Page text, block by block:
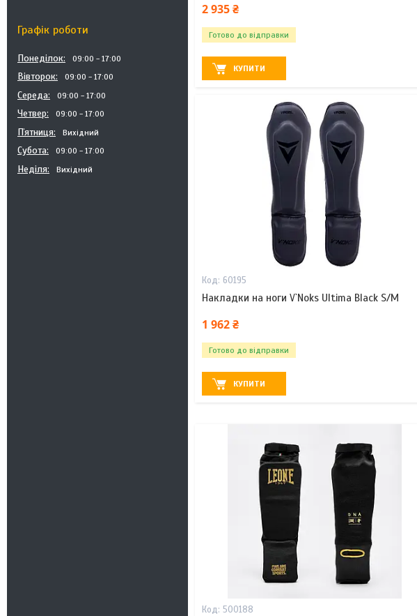
Графік роботи
Понеділок 09:00 17:00
Вівторок 09:00 17:00
Середа 09:00 17:00
Четвер 09:00 17:00
Пʼятниця Вихідний
Субота 09:00 17:00
Неділя Вихідний
2 935 ₴
Готово до відправки
КУПИТИ
60195
Накладки на ноги V`Noks Ultima Black S/M
1 962 ₴
Готово до відправки
КУПИТИ
500188